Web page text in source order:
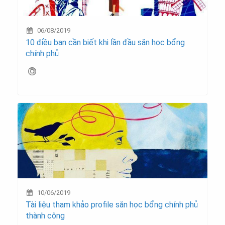
06/08/2019
10 điều bạn cần biết khi lần đầu săn học bổng
chính phủ
10/06/2019
Tài liệu tham khảo profile săn học bổng chính phủ
thành công